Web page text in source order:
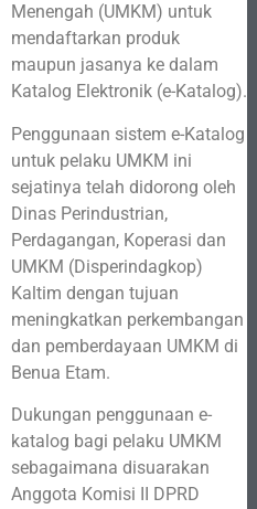
Menengah (UMKM) untuk
mendaftarkan produk
maupun jasanya ke dalam
Katalog Elektronik (e-Katalog).
Penggunaan sistem e-Katalog
untuk pelaku UMKM ini
sejatinya telah didorong oleh
Dinas Perindustrian,
Perdagangan, Koperasi dan
UMKM (Disperindagkop)
Kaltim dengan tujuan
meningkatkan perkembangan
dan pemberdayaan UMKM di
Benua Etam.
Dukungan penggunaan e-
katalog bagi pelaku UMKM
sebagaimana disuarakan
Anggota Komisi II DPRD